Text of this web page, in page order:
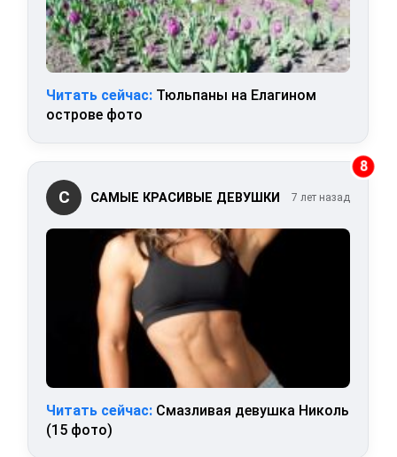
Читать сейчас: Тюльпаны на Елагином
острове фото
8
С САМЫЕ КРАСИВЫЕ ДЕВУШКИ 7 лет назад
Читать сейчас: Смазливая девушка Николь
(15 фото)